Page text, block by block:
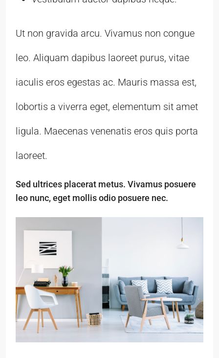
Ut non gravida arcu. Vivamus non congue
leo. Aliquam dapibus laoreet purus, vitae
iaculis eros egestas ac. Mauris massa est,
lobortis a viverra eget, elementum sit amet
ligula. Maecenas venenatis eros quis porta
laoreet.
Sed ultrices placerat metus. Vivamus posuere
leo nunc, eget mollis odio posuere nec.